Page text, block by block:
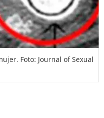
Foto: Journal of Sexual